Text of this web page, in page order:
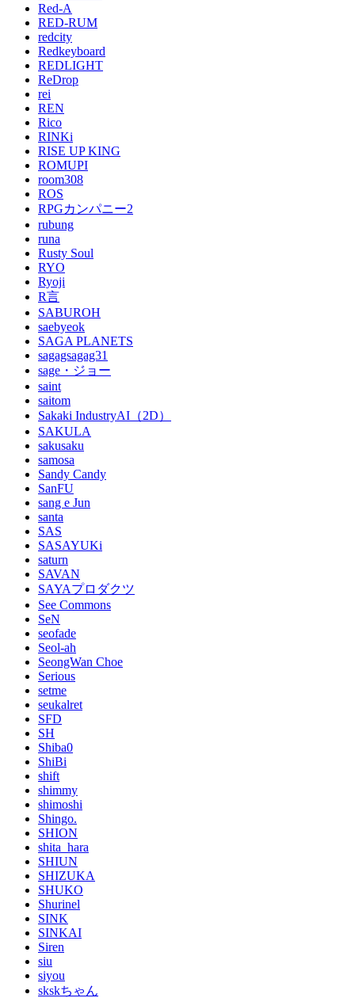
Red-A
RED-RUM
redcity
Redkeyboard
REDLIGHT
ReDrop
rei
REN
Rico
RINKi
RISE UP KING
ROMUPI
room308
ROS
RPGカンパニー2
rubung
runa
Rusty Soul
RYO
Ryoji
R言
SABUROH
saebyeok
SAGA PLANETS
sagagsagag31
sage・ジョー
saint
saitom
Sakaki IndustryAI（2D）
SAKULA
sakusaku
samosa
Sandy Candy
SanFU
sang e Jun
santa
SAS
SASAYUKi
saturn
SAVAN
SAYAプロダクツ
See Commons
SeN
seofade
Seol-ah
SeongWan Choe
Serious
setme
seukalret
SFD
SH
Shiba0
ShiBi
shift
shimmy
shimoshi
Shingo.
SHION
shita_hara
SHIUN
SHIZUKA
SHUKO
Shurinel
SINK
SINKAI
Siren
siu
siyou
skskちゃん